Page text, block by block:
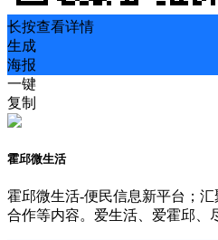
长按查看详情
生成
海报
一键
复制
霍邱微生活
霍邱微生活-便民信息新平台；
合作等内容。爱生活、爱霍邱、